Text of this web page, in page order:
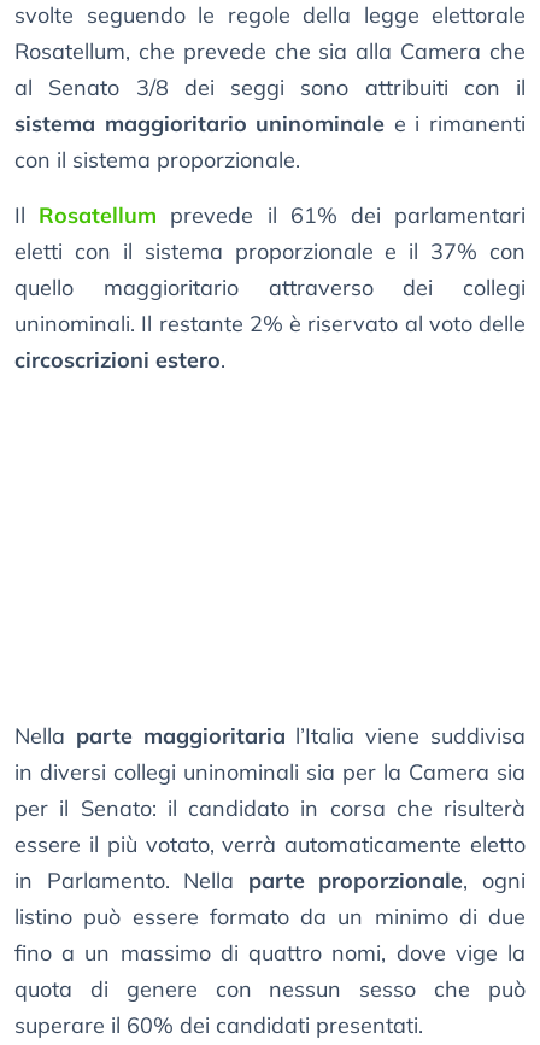
svolte seguendo le regole della legge elettorale
Rosatellum, che prevede che sia alla Camera che
al Senato 3/8 dei seggi sono attribuiti con il
sistema maggioritario uninominale e i rimanenti
con il sistema proporzionale.
Il Rosatellum prevede il 61% dei parlamentari
eletti con il sistema proporzionale e il 37% con
quello maggioritario attraverso dei collegi
uninominali. Il restante 2% è riservato al voto delle
circoscrizioni estero.
Nella parte maggioritaria l’Italia viene suddivisa
in diversi collegi uninominali sia per la Camera sia
per il Senato: il candidato in corsa che risulterà
essere il più votato, verrà automaticamente eletto
in Parlamento. Nella parte proporzionale, ogni
listino può essere formato da un minimo di due
fino a un massimo di quattro nomi, dove vige la
quota di genere con nessun sesso che può
superare il 60% dei candidati presentati.